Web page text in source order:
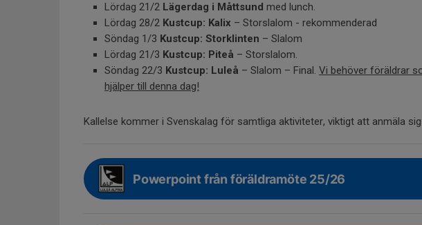
Lördag 21/2 Lägerdag i Måttsund med lunch.
Lördag 28/2 Kustcup: Kalix – Storslalom - rekommenderad​
Söndag 1/3 Kustcup: Storklinten – Slalom ​​
Lördag 21/3 Kustcup: Piteå – Storslalom.​
Söndag 22/3 Kustcup: Luleå – Slalom – Final. Vi behöver föräldrar
hjälper till denna dag!
Kallelse kommer i Svenskalag för samtliga aktiviteter, viktigt att anmäla
Powerpoint från föräldramöte 25/26